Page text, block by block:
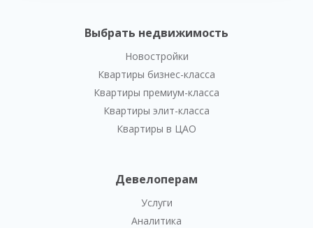
Выбрать недвижимость
Новостройки
Квартиры бизнес-класса
Квартиры премиум-класса
Квартиры элит-класса
Квартиры в ЦАО
Девелоперам
Услуги
Аналитика